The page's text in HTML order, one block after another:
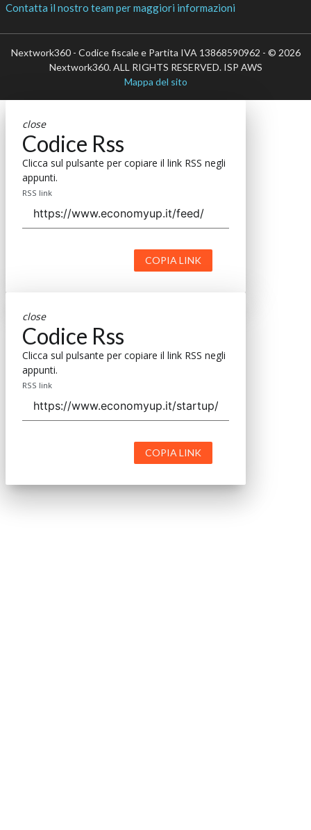
Contatta il nostro team per maggiori informazioni
Nextwork360 - Codice fiscale e Partita IVA 13868590962 - © 2026
Nextwork360. ALL RIGHTS RESERVED. ISP AWS
Mappa del sito
close
Codice Rss
Clicca sul pulsante per copiare il link RSS negli
appunti.
RSS link
COPIA LINK
close
Codice Rss
Clicca sul pulsante per copiare il link RSS negli
appunti.
RSS link
COPIA LINK